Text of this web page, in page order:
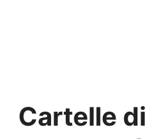
Cartelle di